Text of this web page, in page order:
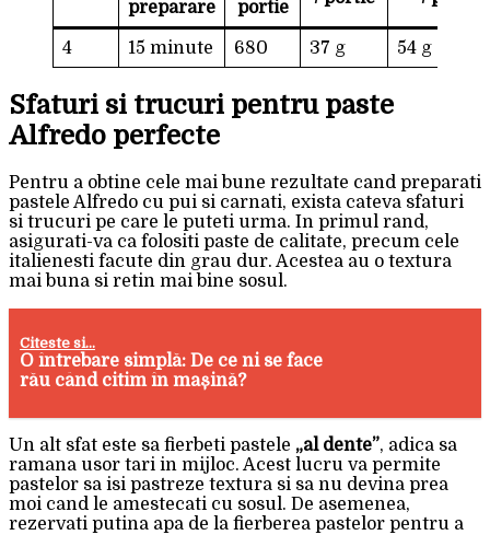
preparare
portie
4 15 minute 680 37 g 54 g
Sfaturi si trucuri pentru paste
Alfredo perfecte
Pentru a obtine cele mai bune rezultate cand preparati
pastele Alfredo cu pui si carnati, exista cateva sfaturi
si trucuri pe care le puteti urma. In primul rand,
asigurati-va ca folositi paste de calitate, precum cele
italienesti facute din grau dur. Acestea au o textura
mai buna si retin mai bine sosul.
Citeste si...
O întrebare simplă: De ce ni se face
rău când citim în mașină?
Un alt sfat este sa fierbeti pastele „al dente”, adica sa
ramana usor tari in mijloc. Acest lucru va permite
pastelor sa isi pastreze textura si sa nu devina prea
moi cand le amestecati cu sosul. De asemenea,
rezervati putina apa de la fierberea pastelor pentru a